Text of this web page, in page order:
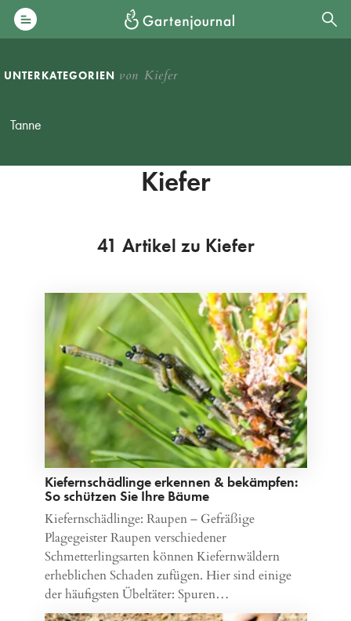
UNTERKATEGORIEN von Kiefer
Tanne
Kiefer
41 Artikel zu Kiefer
Kiefernschädlinge erkennen & bekämpfen:
So schützen Sie Ihre Bäume
Kiefernschädlinge: Raupen – Gefräßige
Plagegeister Raupen verschiedener
Schmetterlingsarten können Kiefernwäldern
erheblichen Schaden zufügen. Hier sind einige
der häufigsten Übeltäter: Spuren…